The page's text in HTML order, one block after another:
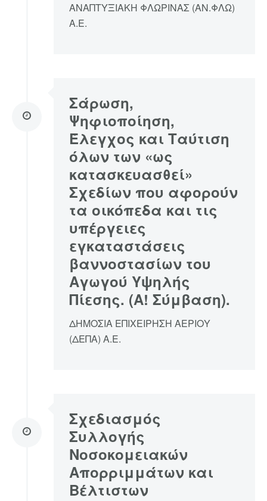
ΑΝΑΠΤΥΞΙΑΚΗ ΦΛΩΡΙΝΑΣ (ΑΝ.ΦΛΩ)
Α.Ε.
Σάρωση,
Ψηφιοποίηση,
Έλεγχος και Ταύτιση
όλων των «ως
κατασκευασθεί»
Σχεδίων που αφορούν
τα οικόπεδα και τις
υπέργειες
εγκαταστάσεις
βαννοστασίων του
Αγωγού Υψηλής
Πίεσης. (Α! Σύμβαση).
ΔΗΜΟΣΙΑ ΕΠΙΧΕΙΡΗΣΗ ΑΕΡΙΟΥ
(ΔΕΠΑ) Α.Ε.
Σχεδιασμός
Συλλογής
Νοσοκομειακών
Απορριμμάτων και
Βέλτιστων